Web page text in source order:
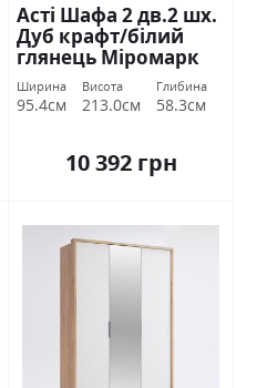
Асті Шафа 2 дв.2 шх.
Дуб крафт/білий
глянець Міромарк
Ширина
95.4см
Висота
213.0см
Глибина
58.3см
10 392 грн